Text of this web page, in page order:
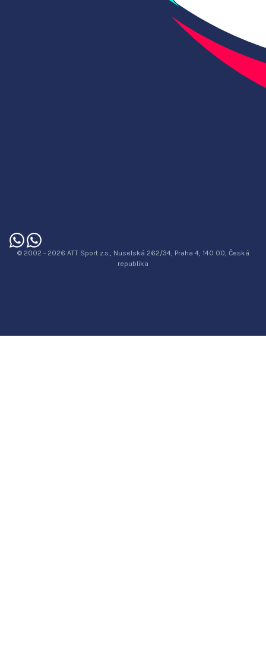
© 2002 - 2026 ATT Sport z.s., Nuselská 262/34, Praha 4, 140 00, Česká
republika